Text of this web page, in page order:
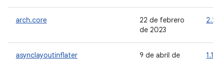
arch.core
22 de febrero
de 2023
asynclayoutinflater
9 de abril de
1.1.0